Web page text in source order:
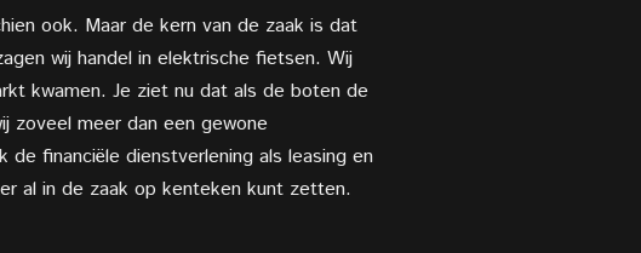
ook. Maar de kern van de zaak is dat
wij handel in elektrische fietsen. Wij
kwamen. Je ziet nu dat als de boten de
zoveel meer dan een gewone
financiële dienstverlening als leasing en
al in de zaak op kenteken kunt zetten.